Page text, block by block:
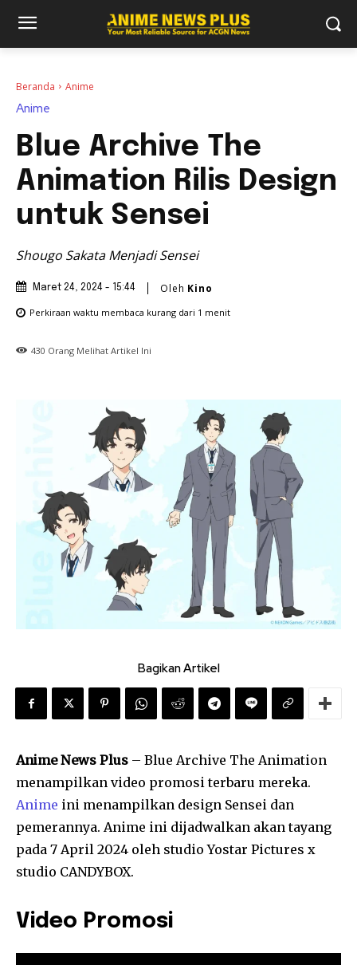
Beranda Anime
Anime
Blue Archive The
Animation Rilis Design
untuk Sensei
Shougo Sakata Menjadi Sensei
Maret 24, 2024 - 15:44 Oleh Kino
Perkiraan waktu membaca kurang dari 1 menit
430 Orang Melihat Artikel Ini
Bagikan Artikel
Anime News Plus – Blue Archive The Animation
menampilkan video promosi terbaru mereka.
Anime ini menampilkan design Sensei dan
pemerannya. Anime ini dijadwalkan akan tayang
pada 7 April 2024 oleh studio Yostar Pictures x
studio CANDYBOX.
Video Promosi